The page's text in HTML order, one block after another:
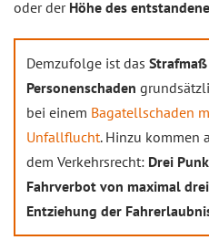
oder der Höhe des
Demzufolge ist das
Personenschaden
bei einem Bagatellschaden
Unfallflucht. Hinzu kommen
dem Verkehrsrecht: Drei
Fahrverbot von maximal
Entziehung der